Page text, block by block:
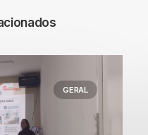
GERAL